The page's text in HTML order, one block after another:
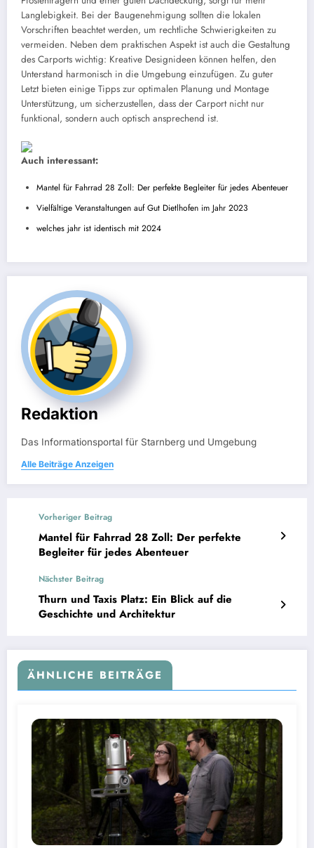
Langlebigkeit. Bei der Baugenehmigung sollten die lokalen
Vorschriften beachtet werden, um rechtliche Schwierigkeiten zu
vermeiden. Neben dem praktischen Aspekt ist auch die Gestaltung
des Carports wichtig: Kreative Designideen können helfen, den
Unterstand harmonisch in die Umgebung einzufügen. Zu guter
Letzt bieten einige Tipps zur optimalen Planung und Montage
Unterstützung, um sicherzustellen, dass der Carport nicht nur
funktional, sondern auch optisch ansprechend ist.
Auch interessant:
Mantel für Fahrrad 28 Zoll: Der perfekte Begleiter für jedes Abenteuer
Vielfältige Veranstaltungen auf Gut Dietlhofen im Jahr 2023
welches jahr ist identisch mit 2024
Redaktion
Das Informationsportal für Starnberg und Umgebung
Alle Beiträge Anzeigen
Vorheriger Beitrag
Mantel für Fahrrad 28 Zoll: Der perfekte
Begleiter für jedes Abenteuer
Nächster Beitrag
Thurn und Taxis Platz: Ein Blick auf die
Geschichte und Architektur
ÄHNLICHE BEITRÄGE